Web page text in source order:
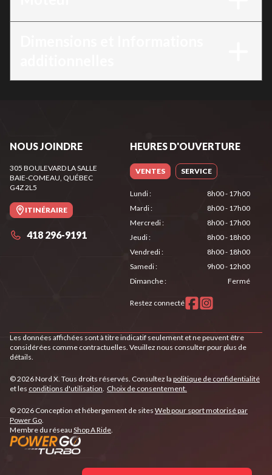
NOUS JOINDRE
305 BOULEVARD LA SALLE
BAIE-COMEAU, QUÉBEC
G4Z 2L5
ITINÉRAIRE
418 296-9191
HEURES D'OUVERTURE
VENTES SERVICE
Lundi:
8h00 - 17h00
Mardi:
8h00 - 17h00
Mercredi:
8h00 - 17h00
Jeudi:
8h00 - 18h00
Vendredi:
8h00 - 18h00
Samedi:
9h00 - 12h00
Dimanche: Fermé
Restez connecté
Les données affichées sont à titre indicatif seulement et ne peuvent être
considérées comme contractuelles. Veuillez nous consulter pour plus de
détails.
© 2026 Nord X. Tous droits réservés. Consultez la politique de confidentialité
et les conditions d'utilisation. Choix de consentement.
© 2026 Conception et hébergement de sites Web pour sport motorisé par
Power Go.
Membre du réseau Shop A Ride.